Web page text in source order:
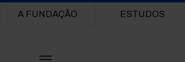
Main navigation
A FUNDAÇÃO ESTUDOS